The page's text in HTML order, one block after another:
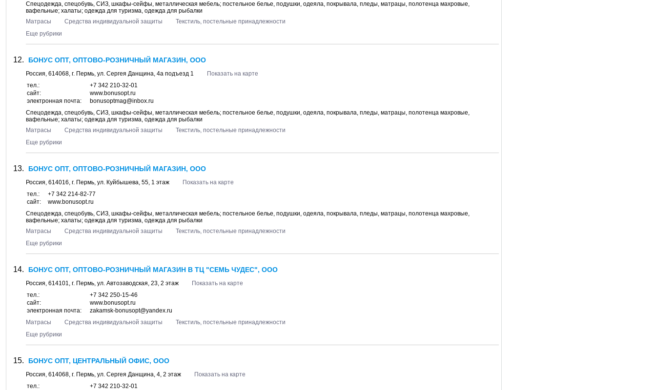
Спецодежда, спецобувь, СИЗ, шкафы-сейфы, металлическая мебель; постельное белье, подушки, одеяла, покрывала, пледы, матрацы, полотенца махровые,
вафельные; халаты; одежда для туризма, одежда для рыбалки
Матрасы
Средства индивидуальной защиты
Текстиль, постельные принадлежности
Еще рубрики
БОНУС ОПТ, ОПТОВО-РОЗНИЧНЫЙ МАГАЗИН, ООО
Россия, 614068, г. Пермь, ул. Сергея Данщина, 4а подъезд 1
Показать на карте
тел.:
+7 342 210-32-01
сайт:
www.bonusopt.ru
электронная почта:
bonusoptmag@inbox.ru
Спецодежда, спецобувь, СИЗ, шкафы-сейфы, металлическая мебель; постельное белье, подушки, одеяла, покрывала, пледы, матрацы, полотенца махровые,
вафельные; халаты; одежда для туризма, одежда для рыбалки
Матрасы
Средства индивидуальной защиты
Текстиль, постельные принадлежности
Еще рубрики
БОНУС ОПТ, ОПТОВО-РОЗНИЧНЫЙ МАГАЗИН, ООО
Россия, 614016, г. Пермь, ул. Куйбышева, 55, 1 этаж
Показать на карте
тел.:
+7 342 214-82-77
сайт:
www.bonusopt.ru
Спецодежда, спецобувь, СИЗ, шкафы-сейфы, металлическая мебель; постельное белье, подушки, одеяла, покрывала, пледы, матрацы, полотенца махровые,
вафельные; халаты; одежда для туризма, одежда для рыбалки
Матрасы
Средства индивидуальной защиты
Текстиль, постельные принадлежности
Еще рубрики
БОНУС ОПТ, ОПТОВО-РОЗНИЧНЫЙ МАГАЗИН В ТЦ "СЕМЬ ЧУДЕС", ООО
Россия, 614101, г. Пермь, ул. Автозаводская, 23, 2 этаж
Показать на карте
тел.:
+7 342 250-15-46
сайт:
www.bonusopt.ru
электронная почта:
zakamsk-bonusopt@yandex.ru
Матрасы
Средства индивидуальной защиты
Текстиль, постельные принадлежности
Еще рубрики
БОНУС ОПТ, ЦЕНТРАЛЬНЫЙ ОФИС, ООО
Россия, 614068, г. Пермь, ул. Сергея Данщина, 4, 2 этаж
Показать на карте
тел.:
+7 342 210-32-01